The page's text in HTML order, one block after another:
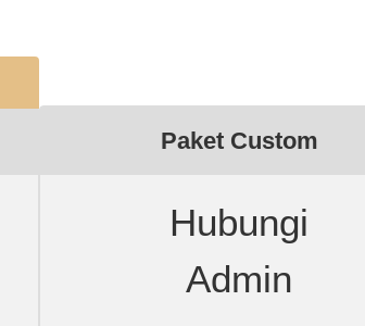
Paket Custom
Hubungi
Admin